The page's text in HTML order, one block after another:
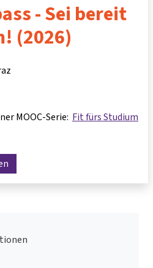
- Sei bereit
(2026)
MOOC-Serie: Fit fürs Studium